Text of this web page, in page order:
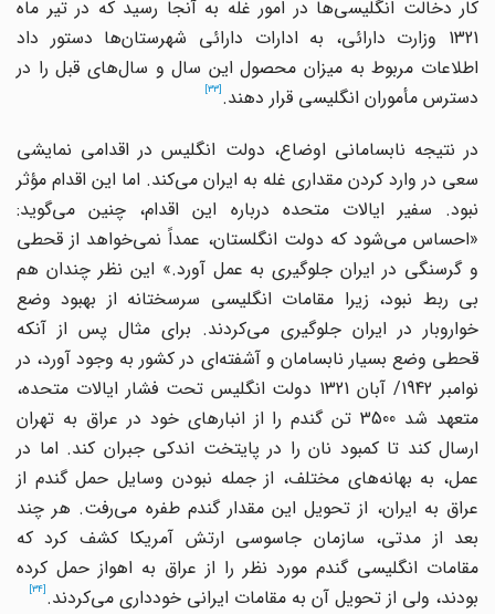
کار دخالت انگلیسی‌ها در امور غله به آنجا رسید که در تیر ماه
1321 وزارت دارائی، به ادارات دارائی شهرستان‌ها دستور داد
اطلاعات مربوط به میزان محصول این سال و سال‌های قبل را در
دسترس مأموران انگلیسی قرار دهند.
در نتیجه نابسامانی اوضاع، دولت انگلیس در اقدامی نمایشی
سعی در وارد کردن مقداری غله به ایران می‌کند. اما این اقدام مؤثر
نبود. سفیر ایالات متحده درباره این اقدام، چنین می‌گوید:
«احساس می‌شود که دولت انگلستان، عمداً نمی‌خواهد از قحطی
و گرسنگی در ایران جلوگیری به عمل آورد.» این نظر چندان هم
بی ربط نبود، زیرا مقامات انگلیسی سرسختانه از بهبود وضع
خواروبار در ایران جلوگیری می‌کردند. برای مثال پس از آنکه
قحطی وضع بسیار نابسامان و آشفته‌ای در کشور به وجود آورد، در
نوامبر 1942/ آبان 1321 دولت انگلیس تحت فشار ایالات متحده،
متعهد شد 3500 تن گندم را از انبارهای خود در عراق به تهران
ارسال کند تا کمبود نان را در پایتخت اندکی جبران کند. اما در
عمل، به بهانه‌های مختلف، از جمله نبودن وسایل حمل گندم از
عراق به ایران، از تحویل این مقدار گندم طفره می‌رفت. هر چند
بعد از مدتی، سازمان جاسوسی ارتش آمریکا کشف کرد که
مقامات انگلیسی گندم مورد نظر را از عراق به اهواز حمل کرده
بودند، ولی از تحویل آن به مقامات ایرانی خودداری می‌کردند.